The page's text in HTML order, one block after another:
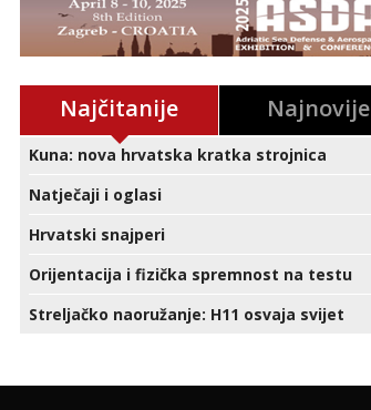
Najčitanije Najnovije
Kuna: nova hrvatska kratka strojnica
Natječaji i oglasi
Hrvatski snajperi
Orijentacija i fizička spremnost na testu
Streljačko naoružanje: H11 osvaja svijet